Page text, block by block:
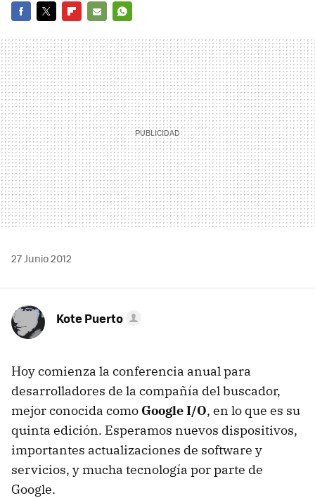
MAIL
27 Junio 2012
Kote Puerto
Hoy comienza la conferencia anual para
desarrolladores de la compañía del buscador,
mejor conocida como Google I/O, en lo que es su
quinta edición. Esperamos nuevos dispositivos,
importantes actualizaciones de software y
servicios, y mucha tecnología por parte de
Google.